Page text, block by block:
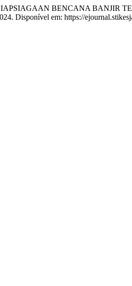
BENCANA BANJIR
Disponível em: https://